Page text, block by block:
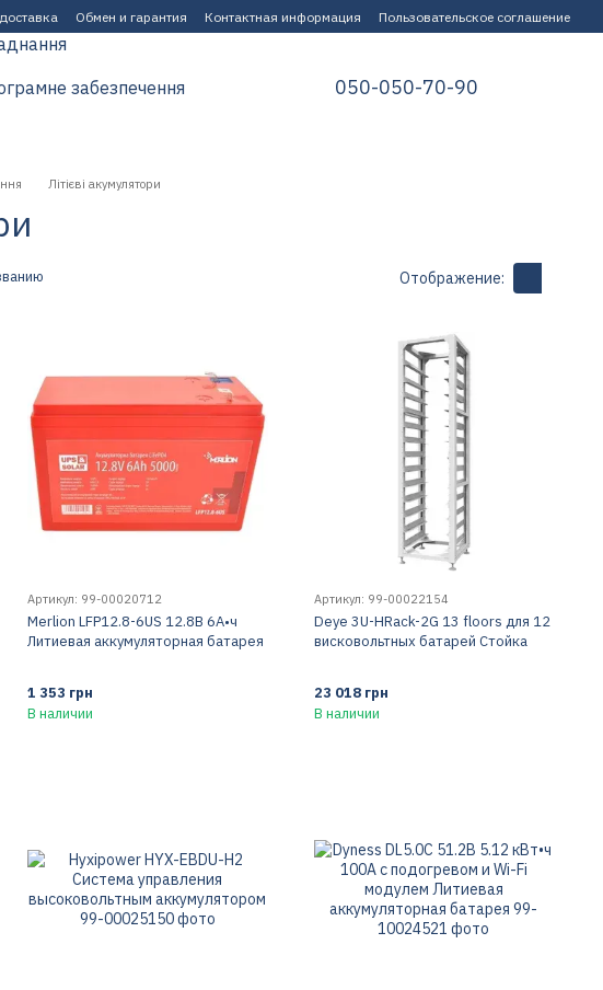
Обмен и гарантия Контактная информация Пользовательское соглашение
забезпечення
050-050-70-90
Літієві акумулятори
Отображение:
Артикул: 99-00020712
Merlion LFP12.8-6US 12.8В 6А•ч
Литиевая аккумуляторная батарея
1 353 грн
В наличии
Артикул: 99-00022154
Deye 3U-HRack-2G 13 floors для 12
висковольтных батарей Стойка
23 018 грн
В наличии